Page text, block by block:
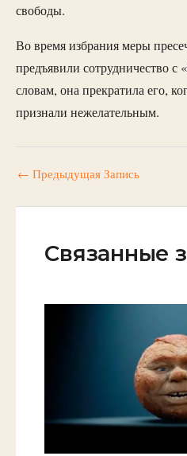
свободы.
Во время избрания меры
предъявили сотрудничество с
словам, она прекратила его,
признали нежелательным.
← Предыдущая Запись
Связанные